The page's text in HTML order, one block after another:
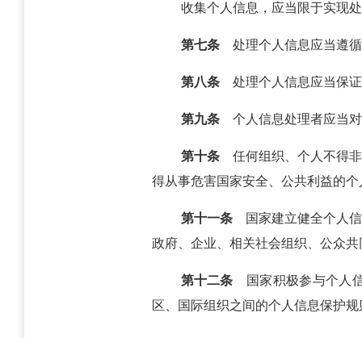
收集个人信息，应当限于实现
第七条处理个人信息应当遵循
第八条处理个人信息应当保证
第九条个人信息处理者应当对
第十条任何组织、个人不得非
得从事危害国家安全、公共利益的
第十一条国家建立健全个人信
政府、企业、相关社会组织、公众
第十二条 国家积极参与个人
区、国际组织之间的个人信息保护